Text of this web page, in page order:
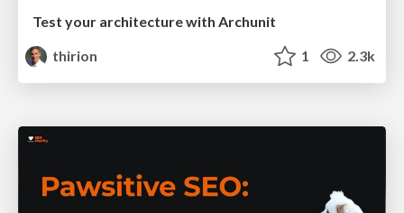
Test your architecture with Archunit
thirion
1 2.3k